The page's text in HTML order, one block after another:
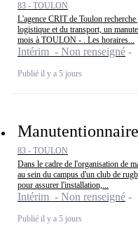
83 - TOULON
L'agence CRIT de Toulon
logistique et du transport, un
mois à TOULON - . Les horaires...
Intérim - Non renseigné
Publié il y a 5 jours
83 - TOULON
Dans le cadre de l'organisation de
au sein du campus d'un club de
pour assurer l'installation,...
Intérim - Non renseigné
Publié il y a 5 jours